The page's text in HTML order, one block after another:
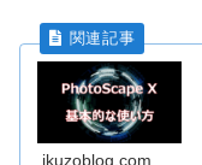
ikuzoblog.com